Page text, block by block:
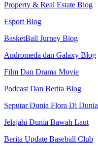
Property & Real Estate Blog
Esport Blog
BasketBall Jurney Blog
Andromeda dan Galaxy Blog
Film Dan Drama Movie
Podcast Dan Berita Blog
Seputar Dunia Flora Di Dunia
Jelajahi Dunia Bawah Laut
Berita Update Baseball Club